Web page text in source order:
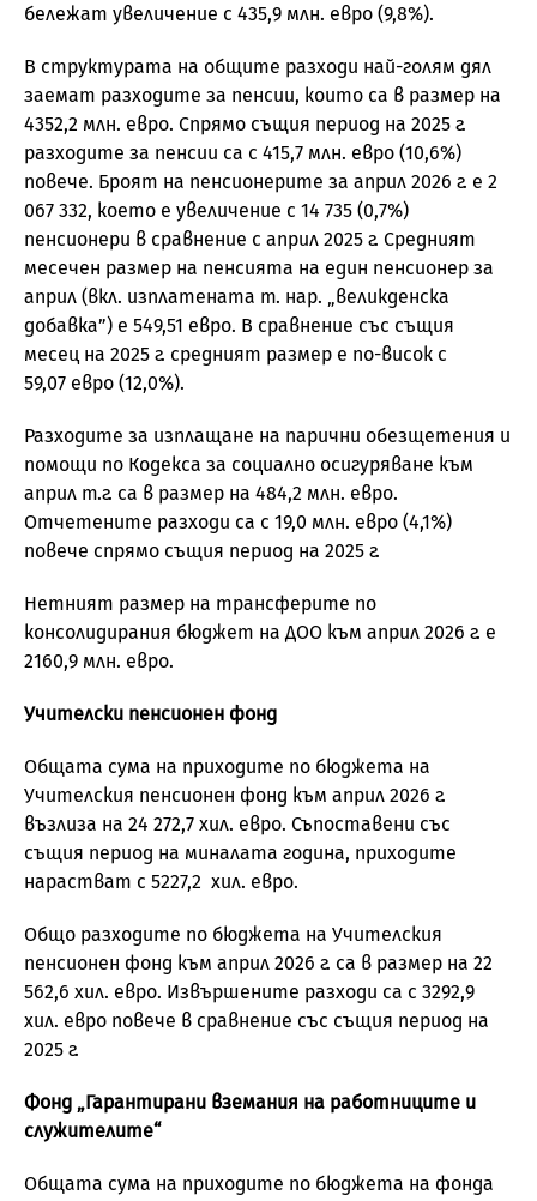
бележат увеличение с 435,9 млн. евро (9,8%).
В структурата на общите разходи най-голям дял
заемат разходите за пенсии, които са в размер на
4352,2 млн. евро. Спрямо същия период на 2025 г.
разходите за пенсии са с 415,7 млн. евро (10,6%)
повече. Броят на пенсионерите за април 2026 г. е 2
067 332, което е увеличение с 14 735 (0,7%)
пенсионери в сравнение с април 2025 г. Средният
месечен размер на пенсията на един пенсионер за
април (вкл. изплатената т. нар. „великденска
добавка”) е 549,51 евро. В сравнение със същия
месец на 2025 г. средният размер е по-висок с
59,07 евро (12,0%).
Разходите за изплащане на парични обезщетения и
помощи по Кодекса за социално осигуряване към
април т.г. са в размер на 484,2 млн. евро.
Отчетените разходи са с 19,0 млн. евро (4,1%)
повече спрямо същия период на 2025 г.
Нетният размер на трансферите по
консолидирания бюджет на ДОО към април 2026 г. е
2160,9 млн. евро.
Учителски пенсионен фонд
Общата сума на приходите по бюджета на
Учителския пенсионен фонд към април 2026 г.
възлиза на 24 272,7 хил. евро. Съпоставени със
същия период на миналата година, приходите
нарастват с 5227,2 хил. евро.
Общо разходите по бюджета на Учителския
пенсионен фонд към април 2026 г. са в размер на 22
562,6 хил. евро. Извършените разходи са с 3292,9
хил. евро повече в сравнение със същия период на
2025 г.
Фонд „Гарантирани вземания на работниците и
служителите“
Общата сума на приходите по бюджета на фонда